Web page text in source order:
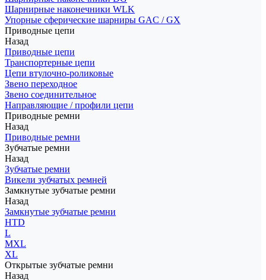
Шарнирные наконечники WLK
Упорные сферические шарниры GAC / GX
Приводные цепи
Назад
Приводные цепи
Транспортерные цепи
Цепи втулочно-роликовые
Звено переходное
Звено соединительное
Направляющие / профили цепи
Приводные ремни
Назад
Приводные ремни
Зубчатые ремни
Назад
Зубчатые ремни
Викели зубчатых ремней
Замкнутые зубчатые ремни
Назад
Замкнутые зубчатые ремни
HTD
L
MXL
XL
Открытые зубчатые ремни
Назад